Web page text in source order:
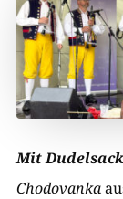
Mit
Chodovanka